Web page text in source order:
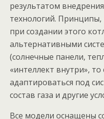
результатом
технологий.
при создании этого
альтернативными
(солнечные панели,
«интеллект внутри»,
адаптироваться под
состав газа и другие
Все модели оснащены